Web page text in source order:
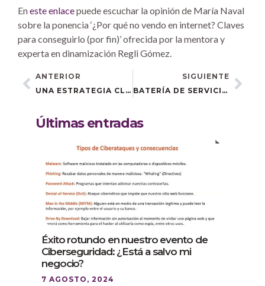
Eneste enlacepuede escuchar la opinión de María Naval
sobre la ponencia ‘¿Por qué no vendo en internet? Claves
para conseguirlo (por fin)’ ofrecida por la mentora y
experta en dinamización Regli Gómez.
ANTERIOR
UNA ESTRATEGIA CLARA DE NEGOCIO Y ELEGIR BIEN LOS CANALES, CLAVES PARA VENDER EN INTERNET
SIGUIENTE
BATERÍA DE SERVICIOS PARA IMPULSAR LA TRANSFORMACIÓN DIGITAL DE TU NEGOCIO
Últimas entradas
Éxito rotundo en nuestro evento de
Ciberseguridad: ¿Está a salvo mi
negocio?
7 AGOSTO, 2024